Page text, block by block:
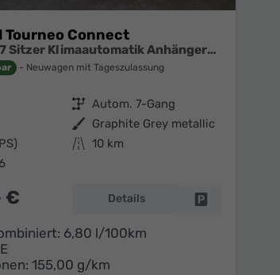
Tourneo Connect
Titanium 1,5 7 Sitzer Klimaautomatik Anhängerkupplung Sitzheizung Einparkhilfe Kamera 17 Zoll Leichtmetall ACC
Neuwagen mit Tageszulassung
Getriebe Autom. 7-Gang
Außenfarbe Graphite Grey metallic
Kilometerstand 10 km
€ Details
6,80 l/100km
E
155,00 g/km